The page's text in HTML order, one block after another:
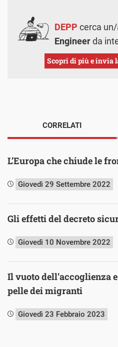
DEPP cerca
Engineerda
Scopri di più e invia
CORRELATI
L’Europa che chiude le
Giovedì 29 Settembre 2022
Gli effetti del decreto
Giovedì 10 Novembre 2022
Il vuoto dell’accoglienza
pelle dei migranti
Giovedì 23 Febbraio 2023